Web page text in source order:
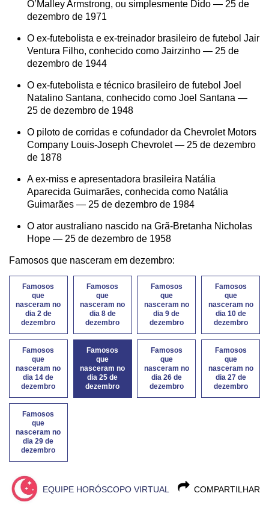
O’Malley Armstrong, ou simplesmente Dido — 25 de
dezembro de 1971
O ex-futebolista e ex-treinador brasileiro de futebol Jair
Ventura Filho, conhecido como Jairzinho — 25 de
dezembro de 1944
O ex-futebolista e técnico brasileiro de futebol Joel
Natalino Santana, conhecido como Joel Santana —
25 de dezembro de 1948
O piloto de corridas e cofundador da Chevrolet Motors
Company Louis-Joseph Chevrolet — 25 de dezembro
de 1878
A ex-miss e apresentadora brasileira Natália
Aparecida Guimarães, conhecida como Natália
Guimarães — 25 de dezembro de 1984
O ator australiano nascido na Grã-Bretanha Nicholas
Hope — 25 de dezembro de 1958
Famosos que nasceram em dezembro:
Famosos
que
nasceram no
dia 2 de
dezembro
Famosos
que
nasceram no
dia 8 de
dezembro
Famosos
que
nasceram no
dia 9 de
dezembro
Famosos
que
nasceram no
dia 10 de
dezembro
Famosos
que
nasceram no
dia 14 de
dezembro
Famosos
que
nasceram no
dia 25 de
dezembro
Famosos
que
nasceram no
dia 26 de
dezembro
Famosos
que
nasceram no
dia 27 de
dezembro
Famosos
que
nasceram no
dia 29 de
dezembro
COMPARTILHAR
EQUIPE HORÓSCOPO VIRTUAL